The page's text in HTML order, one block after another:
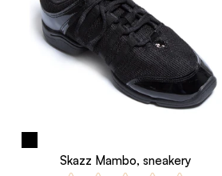
Skazz Mambo, sneakery